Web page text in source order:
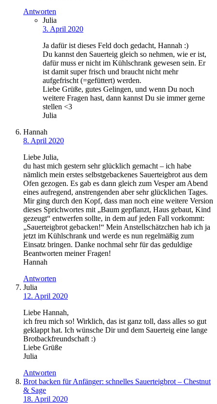
Antworten
Julia
3. April 2020
Ja dafür ist dieses Feld doch gedacht, Hannah :)
Du kannst den Sauerteig gleich so nehmen, wie er ist,
dafür muss er nicht im Kühlschrank gewesen sein. Er
ist damit super frisch und braucht nicht mehr
aufgefrischt (=gefüttert) werden.
Liebe Grüße, gutes Gelingen, und wenn Du noch
weitere Fragen hast, dann kannst Du sie immer gerne
stellen <3
Julia
Hannah
8. April 2020
Liebe Julia,
du hast mich gestern sehr glücklich gemacht – ich habe
nämlich mein erstes selbstgebackenes Sauerteigbrot aus dem
Ofen gezogen. Es gab es dann gleich zum Vesper am Abend
eines aufregend, anstrengenden aber sehr glücklichen Tages.
Mir ging durch den Kopf, dass man noch eine weitere Version
dieses Sprichwortes mit „Baum gepflanzt, Haus gebaut, Kind
gezeugt“ entwerfen sollte, in dem auf jeden Fall vorkommt:
„Sauerteigbrot gebacken!“ Mein Anstellschätzchen hab ich ja
jetzt im Kühlschrank und werde es nun regelmäßig zum
Einsatz bringen. Danke nochmal sehr für das geduldige
Beantworten meiner Fragen!
Hannah
Antworten
Julia
12. April 2020
Liebe Hannah,
ich freu mich so! Wirklich, das ist ganz toll, dass alles so gut
geklappt hat. Ich wünsche Dir und dem Sauerteig eine lange
Brotbackfreundschaft :)
Liebe Grüße
Julia
Antworten
Brot backen für Anfänger: schnelles Sauerteigbrot – Chestnut
& Sage
18. April 2020